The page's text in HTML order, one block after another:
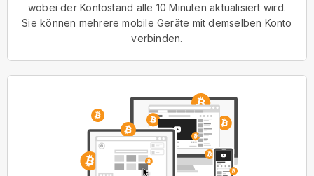
wobei der Kontostand alle 10 Minuten aktualisiert wird.
Sie können mehrere mobile Geräte mit demselben Konto
verbinden.